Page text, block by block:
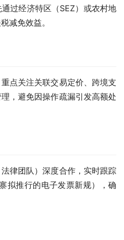
过经济特区（SEZ）或农村地
减免效益。
点关注关联交易定价、跨境支
，避免因操作疏漏引发高额处
律团队）深度合作，实时跟踪
拟推行的电子发票新规），确